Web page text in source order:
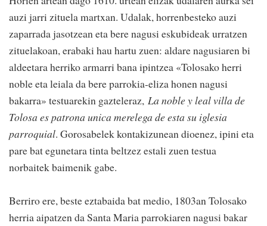
auzi jarri zituela martxan. Udalak, horrenbesteko auzi
zaparrada jasotzean eta bere nagusi eskubideak urratzen
zituelakoan, erabaki hau hartu zuen: aldare nagusiaren bi
aldeetara herriko armarri bana ipintzea «Tolosako herri
noble eta leiala da bere parrokia-eliza honen nagusi
bakarra» testuarekin gazteleraz, La noble y leal villa de
Tolosa es patrona unica merelega de esta su iglesia
parroquial. Gorosabelek kontakizunean dioenez, ipini eta
pare bat egunetara tinta beltzez estali zuen testua
norbaitek baimenik gabe.
Berriro ere, beste eztabaida bat medio, 1803an Tolosako
herria aipatzen da Santa Maria parrokiaren nagusi bakar